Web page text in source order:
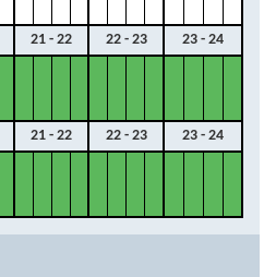
21 - 22 22 - 23 23 - 24
21 - 22 22 - 23 23 - 24